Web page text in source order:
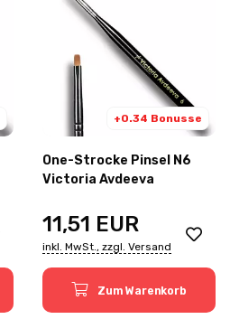
+0.34 Bonusse
One-Strocke Pinsel N6
Victoria Avdeeva
11,51 EUR
inkl. MwSt., zzgl. Versand
Zum Warenkorb